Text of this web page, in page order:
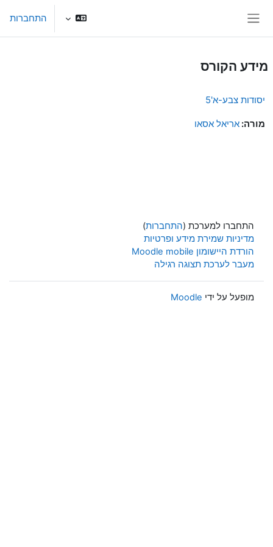
התחברות
מידע הקורס
יסודות צבע-א'5
מורה: אריאל אסאו
התחברו למערכת (התחברות)
מדיניות שמירת מידע ופרטיות
הורדת היישומון Moodle mobile
מעבר לערכת תצוגה רגילה
מופעל על ידי Moodle